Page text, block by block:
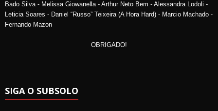
Bado Silva - Melissa Giowanella - Arthur Neto Bem - Alessandra Lodoli -
Leticia Soares - Daniel “Russo” Teixeira (A Hora Hard) - Marcio Machado -
Fernando Mazon
OBRIGADO!
SIGA O SUBSOLO